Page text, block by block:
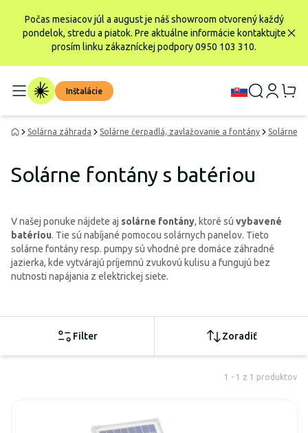
Počas mesiacov júl a august je náš showroom otvorený každý
pondelok, stredu a piatok. Pre aktuálne informácie kontaktujte
prosím linku zákazníckej podpory 0950 103 310.
Inštalácie
Solárna záhrada Solárne čerpadlá, zavlažovanie a fontány Solárne
Solárne fontány s batériou
V našej ponuke nájdete aj solárne fontány, ktoré sú vybavené
batériou. Tie sú nabíjané pomocou solárnych panelov. Tieto
solárne fontány resp. pumpy sú vhodné pre domáce záhradné
jazierka, kde vytvárajú príjemnú zvukovú kulisu a fungujú bez
nutnosti napájania z elektrickej siete.
Filter Zoradiť
1 - 1 z 1 produktov